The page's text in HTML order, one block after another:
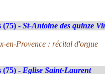
(75) - St-Antoine des quinze
en-Provence : récital d'orgue
(75) - Eglise Saint-Laurent